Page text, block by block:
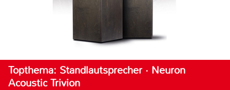
Topthema: Standlautsprecher · Neuron
Acoustic Trivion